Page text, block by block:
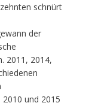
schnürt
der
2011, 2014,
und 2015